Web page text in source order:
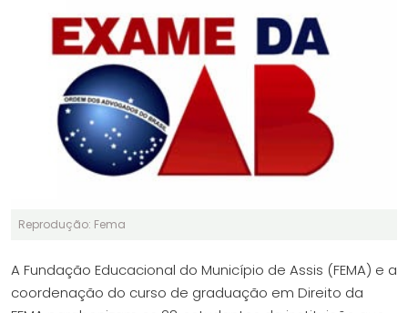
Reprodução: Fema
A Fundação Educacional do Município de Assis (FEMA) e a
coordenação do curso de graduação em Direito da